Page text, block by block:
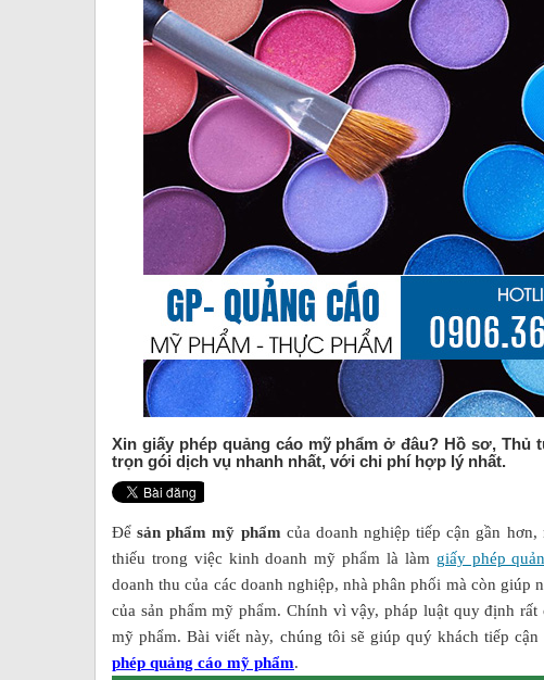
Xin giấy phép quảng cáo mỹ phẩm ở đâu? Hồ sơ, Thủ
trọn gói dịch vụ nhanh nhất, với chi phí hợp lý nhất.
Đểsản phẩm mỹ phẩm của doanh nghiệp tiếp cận gần
thiếu trong việc kinh doanh mỹ phẩm là làm giấy phép
doanh thu của các doanh nghiệp, nhà phân phối mà còn giúp
của sản phẩm mỹ phẩm. Chính vì vậy, pháp luật quy định
mỹ phẩm. Bài viết này, chúng tôi sẽ giúp quý khách tiếp
phép quảng cáo mỹ phẩm.